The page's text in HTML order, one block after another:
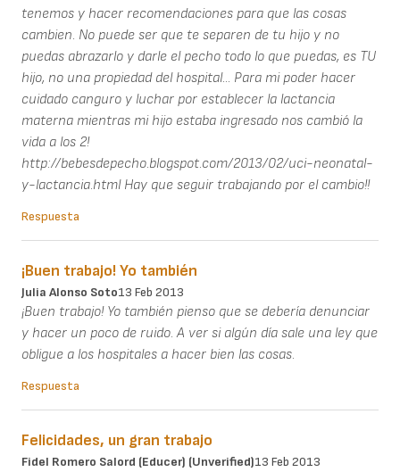
tenemos y hacer recomendaciones para que las cosas
cambien. No puede ser que te separen de tu hijo y no
puedas abrazarlo y darle el pecho todo lo que puedas, es TU
hijo, no una propiedad del hospital... Para mi poder hacer
cuidado canguro y luchar por establecer la lactancia
materna mientras mi hijo estaba ingresado nos cambió la
vida a los 2!
http://bebesdepecho.blogspot.com/2013/02/uci-neonatal-
y-lactancia.html Hay que seguir trabajando por el cambio!!
Respuesta
¡Buen trabajo! Yo también
Julia Alonso Soto13 Feb 2013
¡Buen trabajo! Yo también pienso que se debería denunciar
y hacer un poco de ruido. A ver si algún día sale una ley que
obligue a los hospitales a hacer bien las cosas.
Respuesta
Felicidades, un gran trabajo
Fidel Romero Salord (Educer) (unverified)13 Feb 2013